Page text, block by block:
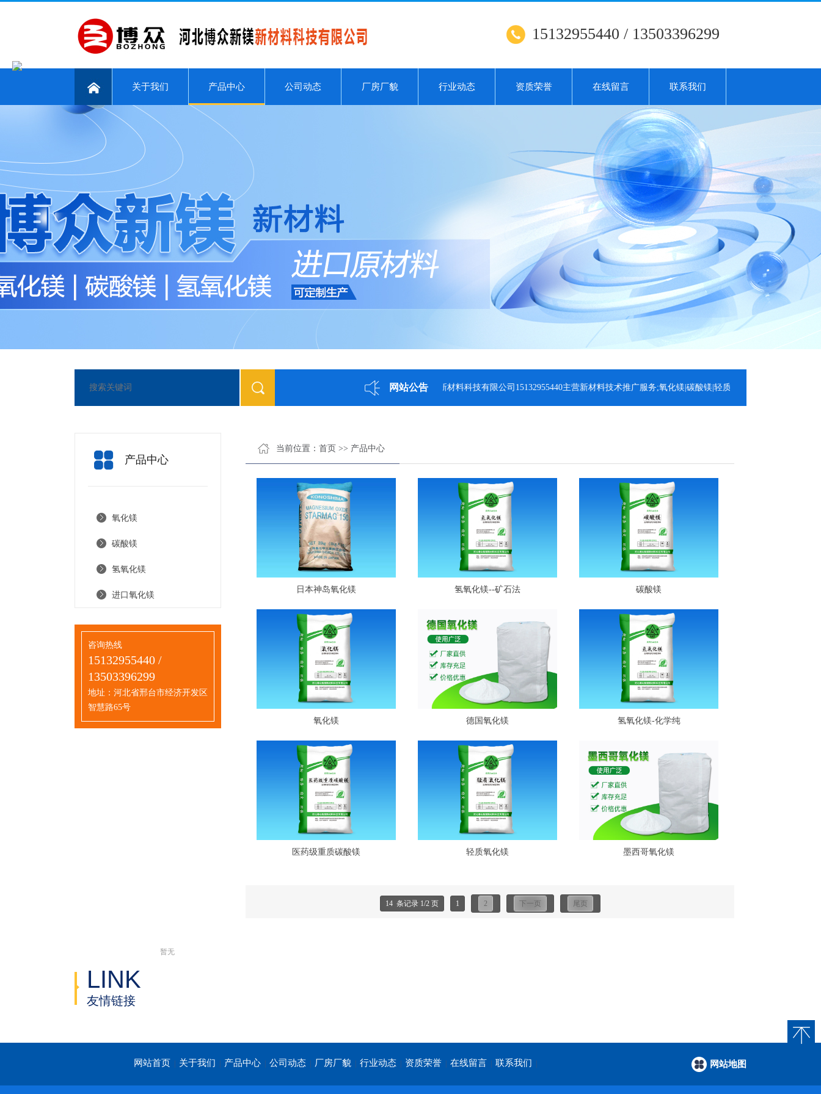
15132955440 / 13503396299
关于我们 产品中心 公司动态 厂房厂貌 行业动态 资质荣誉 在线留言 联系我们
网站公告
河北博众新镁新材料科技有限公司15132955440主营新材料技术推广服务;氧化镁|碳酸镁|轻质氧化镁
产品中心
氧化镁
碳酸镁
氢氧化镁
进口氧化镁
咨询热线
15132955440 /
13503396299
地址：河北省邢台市经济开发区
智慧路65号
当前位置： 首页 >> 产品中心
日本神岛氧化镁 氢氧化镁--矿石法 碳酸镁
氧化镁 德国氧化镁 氢氧化镁-化学纯
医药级重质碳酸镁 轻质氧化镁 墨西哥氧化镁
14 条记录 1/2 页 1 2 下一页 尾页
LINK
友情链接
暂无
网站首页 关于我们 产品中心 公司动态 厂房厂貌 行业动态 资质荣誉 在线留言 联系我们 网站地图